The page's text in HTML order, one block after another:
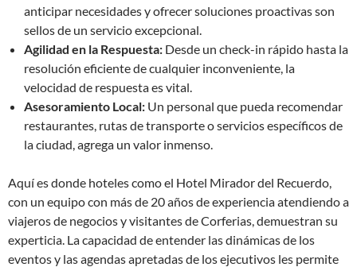
anticipar necesidades y ofrecer soluciones proactivas son
sellos de un servicio excepcional.
Agilidad en la Respuesta: Desde un check-in rápido hasta la
resolución eficiente de cualquier inconveniente, la
velocidad de respuesta es vital.
Asesoramiento Local: Un personal que pueda recomendar
restaurantes, rutas de transporte o servicios específicos de
la ciudad, agrega un valor inmenso.
Aquí es donde hoteles como el Hotel Mirador del Recuerdo,
con un equipo con más de 20 años de experiencia atendiendo a
viajeros de negocios y visitantes de Corferias, demuestran su
experticia. La capacidad de entender las dinámicas de los
eventos y las agendas apretadas de los ejecutivos les permite